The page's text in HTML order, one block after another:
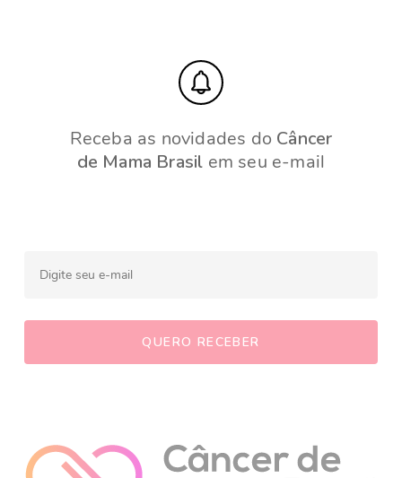
Receba as novidades do Câncer
de Mama Brasil em seu e-mail